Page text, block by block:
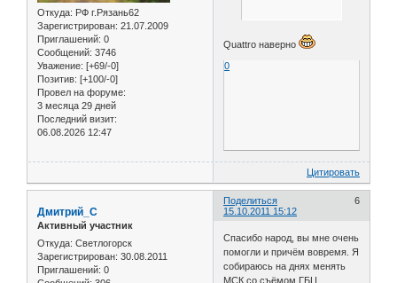
Откуда: РФ г.Рязань62
Зарегистрирован: 21.07.2009
Приглашений: 0
Сообщений: 3746
Уважение: [+69/-0]
Позитив: [+100/-0]
Провел на форуме:
3 месяца 29 дней
Последний визит:
06.08.2026 12:47
Quattro наверно
0
Цитировать
Поделиться
6
15.10.2011 15:12
Дмитрий_С
Активный участник
Откуда: Светлогорск
Зарегистрирован: 30.08.2011
Приглашений: 0
Спасибо народ, вы мне очень
помогли и причём вовремя. Я
собираюсь на днях менять
МСК со съёмом ГБЦ,